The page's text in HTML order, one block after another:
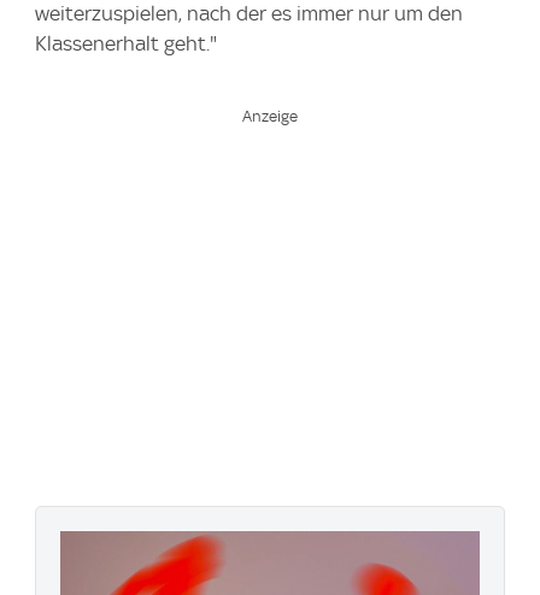
weiterzuspielen, nach der es immer nur um den
Klassenerhalt geht."